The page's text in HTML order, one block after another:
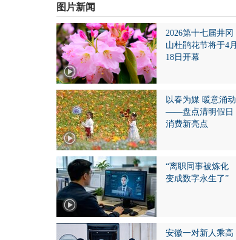
图片新闻
2026第十七届井冈
山杜鹃花节将于4月
18日开幕
以春为媒 暖意涌动
——盘点清明假日
消费新亮点
“离职同事被炼化
变成数字永生了”
安徽一对新人乘高